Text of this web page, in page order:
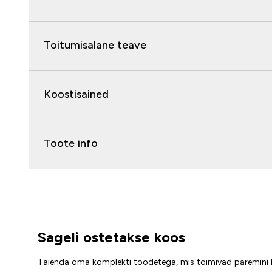
Toitumisalane teave
Koostisained
Toote info
Sageli ostetakse koos
Täienda oma komplekti toodetega, mis toimivad paremini